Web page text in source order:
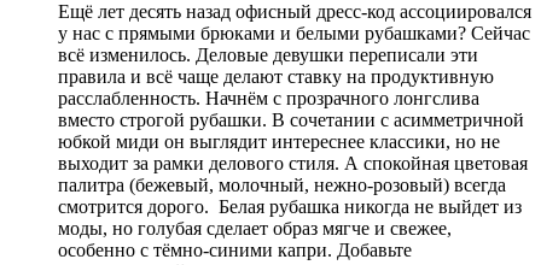
Ещё лет десять назад офисный дресс-код ассоциировался
у нас с прямыми брюками и белыми рубашками? Сейчас
всё изменилось. Деловые девушки переписали эти
правила и всё чаще делают ставку на продуктивную
расслабленность. Начнём с прозрачного лонгслива
вместо строгой рубашки. В сочетании с асимметричной
юбкой миди он выглядит интереснее классики, но не
выходит за рамки делового стиля. А спокойная цветовая
палитра (бежевый, молочный, нежно-розовый) всегда
смотрится дорого. Белая рубашка никогда не выйдет из
моды, но голубая сделает образ мягче и свежее,
особенно с тёмно-синими капри. Добавьте